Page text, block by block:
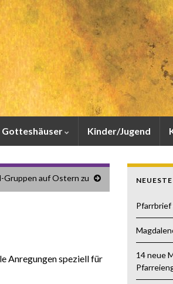
Gotteshäuser Kinder/Jugend
auf Ostern zu
Anregungen speziell für
Pfarrbrief
14 neue